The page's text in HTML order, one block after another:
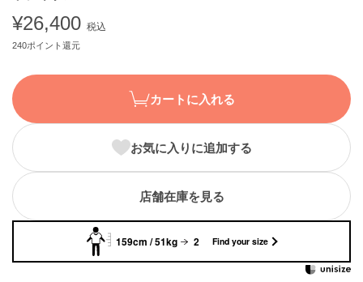
バレリット
BANDOLIER
バンドリヤー
Barbour
バブアー
Beyond Closet
ビヨンドクローゼット
カルバン・クライン
¥26,400 税込
240ポイント還元
カートに入れる
お気に入りに追加する
店舗在庫を見る
159cm / 51kg 2 Find your size